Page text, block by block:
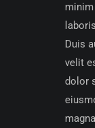
Duis
velit
dolor